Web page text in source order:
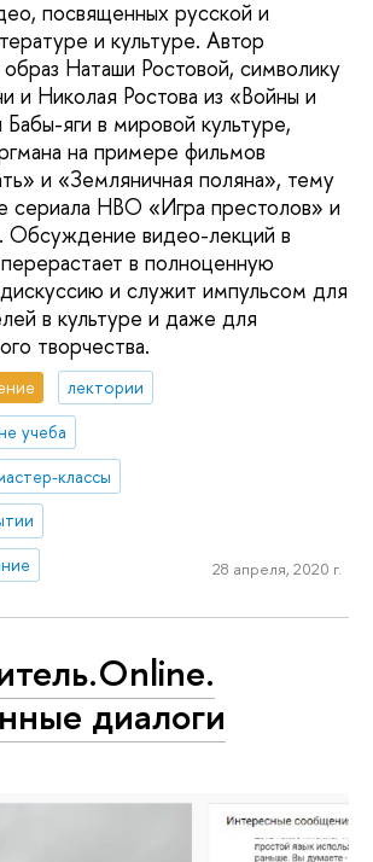
посвященных русской и
и культуре. Автор
Наташи Ростовой, символику
и Николая Ростова из «Войны и
яги в мировой культуре,
на примере фильмов
и «Земляничная поляна», тему
сериала HBO «Игра престолов» и
Обсуждение видео-лекций в
в полноценную
и служит импульсом для
в культуре и даже для
творчества.
лектории
учеба
классы
28 апреля, 2020 г.
диалоги